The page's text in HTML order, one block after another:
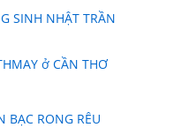
SINH NHẬT TRẦN
ở CẦN THƠ
BẠC RONG RÊU